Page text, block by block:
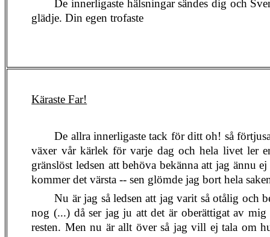
De innerligaste hälsningar sändes dig och
glädje. Din egen trofaste
Käraste Far!
De allra innerligaste tack för ditt oh! så
växer vår kärlek för varje dag och hela livet ler
gränslöst ledsen att behöva bekänna att jag ännu
kommer det värsta -- sen glömde jag bort hela
Nu är jag så ledsen att jag varit så otålig och
nog (...) då ser jag ju att det är oberättigat av
resten. Men nu är allt över så jag vill ej tala om